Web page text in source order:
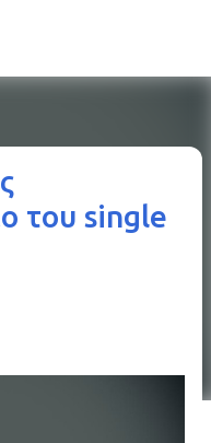
του single